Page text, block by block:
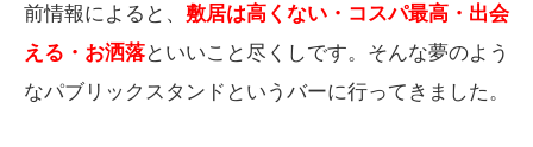
前情報によると、 敷居は高くない・コスパ最高・出会
える・お洒落といいこと尽くしです。そんな夢のよう
なパブリックスタンドというバーに行ってきました。